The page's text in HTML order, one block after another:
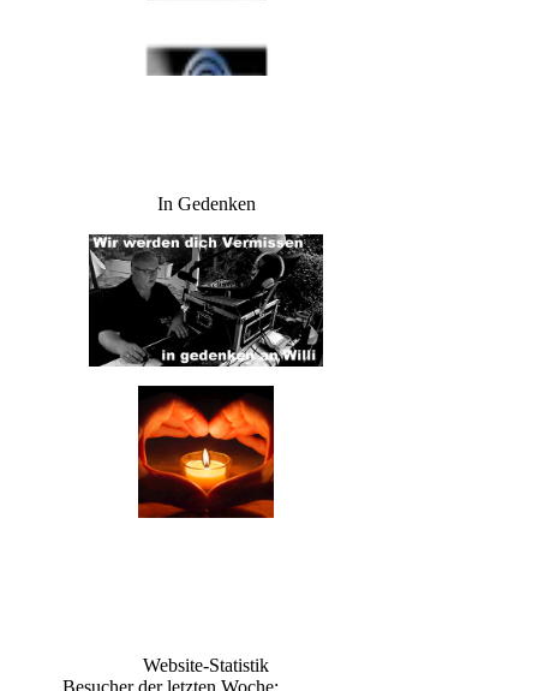
In Gedenken
Website-Statistik
Besucher der letzten Woche: